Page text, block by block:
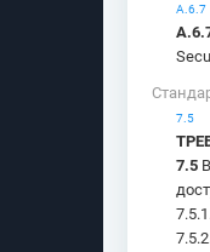
А.6.7
7.5
7.5